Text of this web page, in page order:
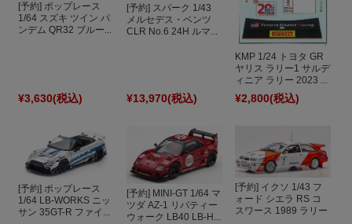
[予約] ポップレース
1/64 スズキ ツイン パ
ンデム QR32 ブルー...
¥3,630(税込)
[予約] スパーク 1/43
メルセデス・ベンツ
CLR No.6 24H ルマ...
¥13,970(税込)
KMP 1/24 トヨタ GR
ヤリス ラリー1 サルデ
ィニア ラリー 2023 ...
¥2,800(税込)
[予約] ポップレース
1/64 LB-WORKS ニッ
サン 35GT-R ファイ...
[予約] MINI-GT 1/64 マ
ツダ AZ-1 リバティー
ウォーク LB40 LB-H...
[予約] イクソ 1/43 フ
ォード シエラ RS コ
スワース 1989 ラリー